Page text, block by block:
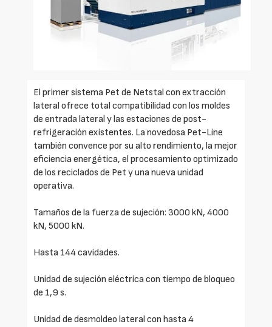
El primer sistema Pet de Netstal con extracción
lateral ofrece total compatibilidad con los moldes
de entrada lateral y las estaciones de post-
refrigeración existentes. La novedosa Pet-Line
también convence por su alto rendimiento, la mejor
eficiencia energética, el procesamiento optimizado
de los reciclados de Pet y una nueva unidad
operativa.
Tamaños de la fuerza de sujeción: 3000 kN, 4000
kN, 5000 kN.
Hasta 144 cavidades.
Unidad de sujeción eléctrica con tiempo de bloqueo
de 1,9 s.
Unidad de desmoldeo lateral con hasta 4